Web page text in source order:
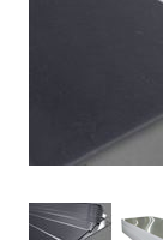
СКАМЕЙКИ,
БЕСЕДКИ
ЛЕТНИЕ ДУШИ
КОЗЫРЬКИ НАД